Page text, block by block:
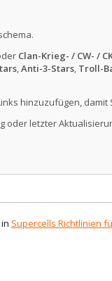
Clan-Krieg- / CW- /
,Anti-3-Stars, Troll-
hinzuzufügen,
letzter
Supercells Richtlinien